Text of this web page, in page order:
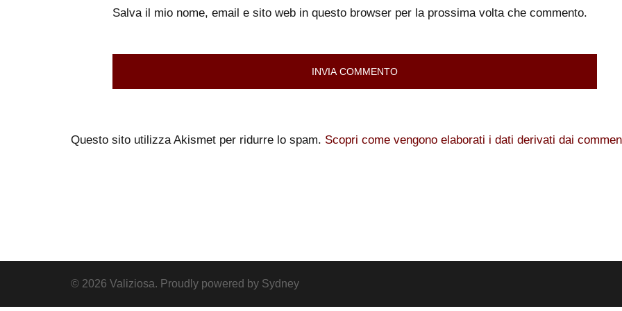
Salva il mio nome, email e sito web in questo browser per la prossima volta che commento.
Questo sito utilizza Akismet per ridurre lo spam. Scopri come vengono elaborati i dati derivati dai
© 2026 Valiziosa. Proudly powered by Sydney